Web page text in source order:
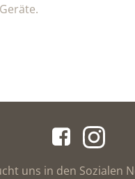
uns in den Sozialen